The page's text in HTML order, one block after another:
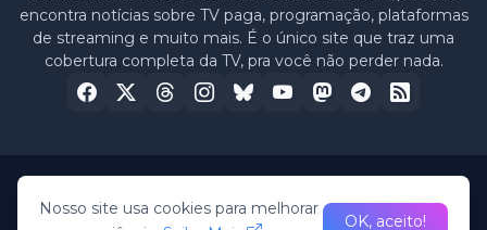
encontra notícias sobre TV paga, programação, plataformas
de streaming e muito mais. É o único site que traz uma
cobertura completa da TV, pra você não perder nada.
HomeSobre nósPolítica de PrivacidadeContato
Nosso site usa cookies para melhorar
OK, aceito!